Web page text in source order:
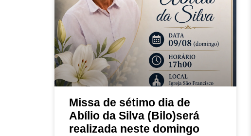
Missa de sétimo dia de
Abílio da Silva (Bilo)será
realizada neste domingo